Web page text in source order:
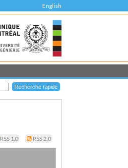
English
RSS 1.0 RSS 2.0